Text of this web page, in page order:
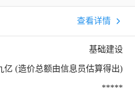
查看详情
基础建设
亿 (造价总额由信息员估算得出)
*****